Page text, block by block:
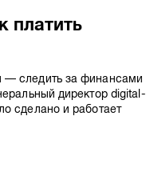
платить
— следить за финансами
директор digital-
сделано и работает